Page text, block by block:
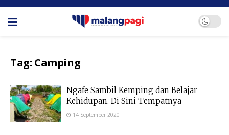
Tag: Camping
Ngafe Sambil Kemping dan Belajar
Kehidupan. Di Sini Tempatnya
14 September 2020